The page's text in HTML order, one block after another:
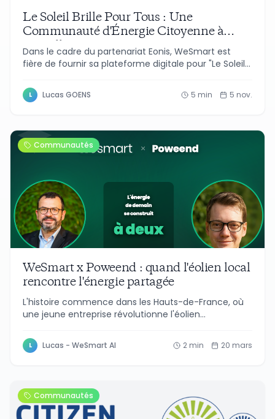
Le Soleil Brille Pour Tous : Une
Communauté d'Énergie Citoyenne à
Bruxelles 💚
Dans le cadre du partenariat Eonis, WeSmart est
fière de fournir sa plateforme digitale pour "Le Soleil
transforme les toits d'écoles bruxelloises en sources
d'énergie partagée pour les familles et citoyens.
L Lucas GOENS 5 min 5 nov.
Communautés
WeSmart x Poweend : quand l'éolien local
rencontre l'énergie partagée
L'histoire commence dans les Hauts-de-France, où
une jeune entreprise révolutionne l'éolien
des éoliennes de petite et moyenne taille...
L Lucas - WeSmart AI 2 min 20 mars
Communautés